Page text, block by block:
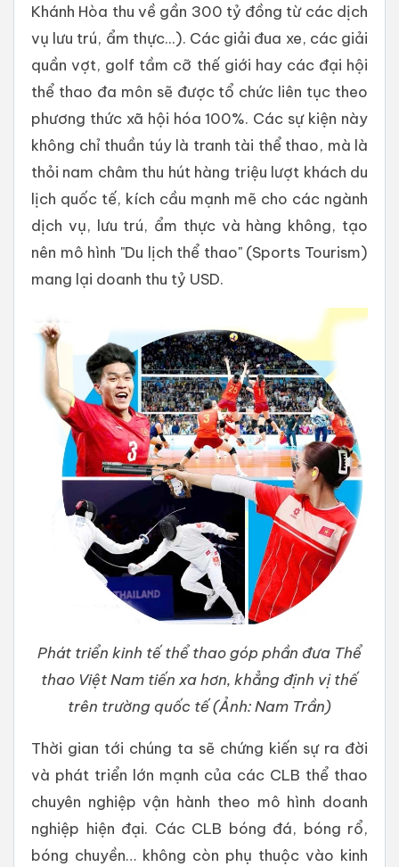
Khánh Hòa thu về gần 300 tỷ đồng từ các dịch
vụ lưu trú, ẩm thực...). Các giải đua xe, các giải
quần vợt, golf tầm cỡ thế giới hay các đại hội
thể thao đa môn sẽ được tổ chức liên tục theo
phương thức xã hội hóa 100%. Các sự kiện này
không chỉ thuần túy là tranh tài thể thao, mà là
thỏi nam châm thu hút hàng triệu lượt khách du
lịch quốc tế, kích cầu mạnh mẽ cho các ngành
dịch vụ, lưu trú, ẩm thực và hàng không, tạo
nên mô hình "Du lịch thể thao" (Sports Tourism)
mang lại doanh thu tỷ USD.
Phát triển kinh tế thể thao góp phần đưa Thể
thao Việt Nam tiến xa hơn, khẳng định vị thế
trên trường quốc tế (Ảnh: Nam Trần)
Thời gian tới chúng ta sẽ chứng kiến sự ra đời
và phát triển lớn mạnh của các CLB thể thao
chuyên nghiệp vận hành theo mô hình doanh
nghiệp hiện đại. Các CLB bóng đá, bóng rổ,
bóng chuyền… không còn phụ thuộc vào kinh